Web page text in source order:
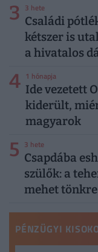
3 3 hete
Családi
kétszer is
a hivatalos
4 1 hónapja
Ide vezetett
kiderült,
magyarok
5 3 hete
Csapdába
szülők: a
mehet tönkre
PÉNZÜGYI